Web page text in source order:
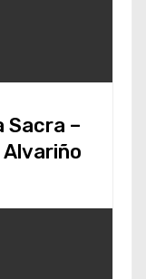
Sacra –